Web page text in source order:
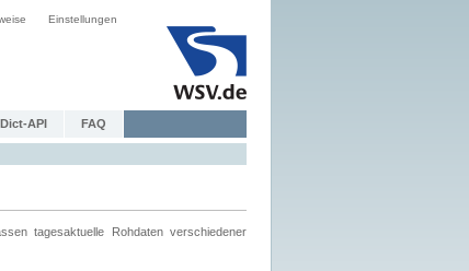
Einstellungen
Dict-API FAQ
tagesaktuelle Rohdaten verschiedener